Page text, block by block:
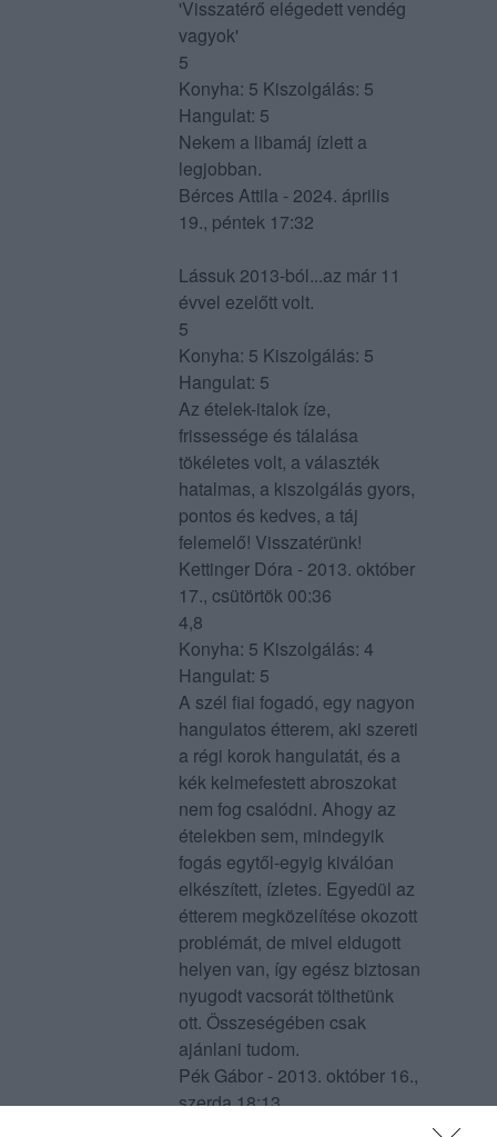
'Visszatérő elégedett vendég
vagyok'
5
Konyha: 5 Kiszolgálás: 5
Hangulat: 5
Nekem a libamáj ízlett a
legjobban.
Bérces Attila - 2024. április
19., péntek 17:32
Lássuk 2013-ból...az már 11
évvel ezelőtt volt.
5
Konyha: 5 Kiszolgálás: 5
Hangulat: 5
Az ételek-italok íze,
frissessége és tálalása
tökéletes volt, a választék
hatalmas, a kiszolgálás gyors,
pontos és kedves, a táj
felemelő! Visszatérünk!
Kettinger Dóra - 2013. október
17., csütörtök 00:36
4,8
Konyha: 5 Kiszolgálás: 4
Hangulat: 5
A szél fiai fogadó, egy nagyon
hangulatos étterem, aki szereti
a régi korok hangulatát, és a
kék kelmefestett abroszokat
nem fog csalódni. Ahogy az
ételekben sem, mindegyik
fogás egytől-egyig kiválóan
elkészített, ízletes. Egyedül az
étterem megközelítése okozott
problémát, de mivel eldugott
helyen van, így egész biztosan
nyugodt vacsorát tölthetünk
ott. Összeségében csak
ajánlani tudom.
Pék Gábor - 2013. október 16.,
szerda 18:13